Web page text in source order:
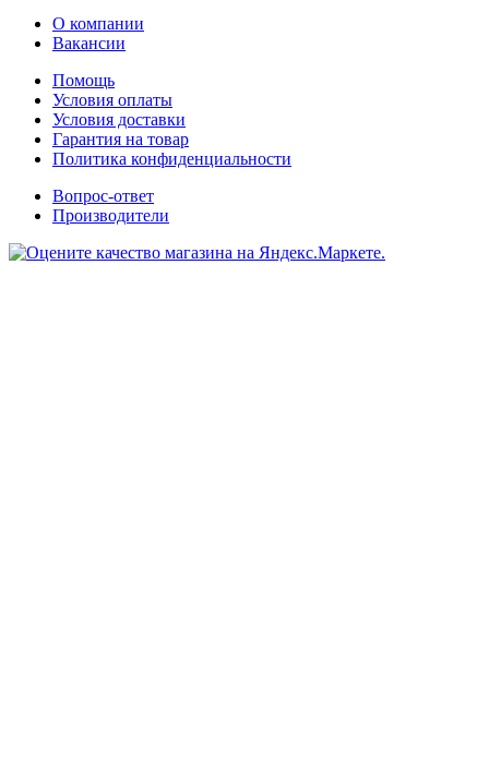
О компании
Вакансии
Помощь
Условия оплаты
Условия доставки
Гарантия на товар
Политика конфиденциальности
Вопрос-ответ
Производители